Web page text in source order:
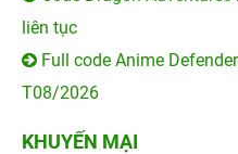
liên tục
Full code Anime
T08/2026
KHUYẾN MẠI